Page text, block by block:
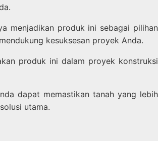
menjadikan produk ini sebagai pilihan
kesuksesan proyek Anda.
produk ini dalam proyek konstruksi
dapat memastikan tanah yang lebih
utama.